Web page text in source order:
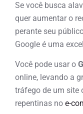
Se você busca
quer aumentar o
perante seu
Google é uma
Você pode usar o
online, levando a
tráfego de um site
repentinas no e-